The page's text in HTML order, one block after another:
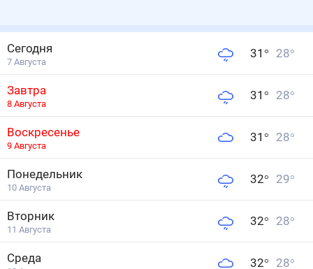
Сегодня
7 Августа
31 ° 28°
Завтра
8 Августа
31 ° 28°
Воскресенье
9 Августа
31 ° 28°
Понедельник
10 Августа
32° 29°
Вторник
11 Августа
32° 28°
Среда 32° 28°